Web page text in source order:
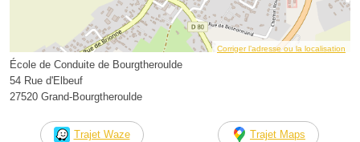
Corriger l’adresse ou la localisation
École de Conduite de Bourgtheroulde
54 Rue d'Elbeuf
27520 Grand-Bourgtheroulde
Trajet Waze Trajet Maps